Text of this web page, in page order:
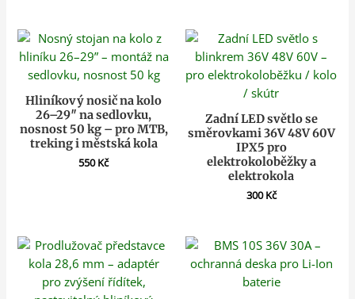
Hliníkový nosič na kolo
26–29″ na sedlovku,
nosnost 50 kg – pro MTB,
treking i městská kola
550Kč
Zadní LED světlo se
směrovkami 36V 48V 60V
IPX5 pro
elektrokoloběžky a
elektrokola
300Kč